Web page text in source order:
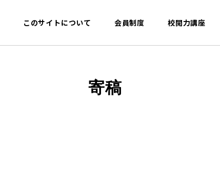
このサイトについて 会員制度 校閲力講座
寄稿